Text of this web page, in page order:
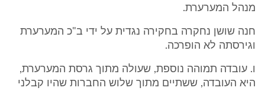
מנהל המערערת.
חנה שושן נחקרה בחקירה נגדית על ידי ב"כ המערערת
וגירסתה לא הופרכה.
ו. עובדה תמוהה נוספת, שעולה מתוך גרסת המערערת,
היא העובדה, ששתיים מתוך שלוש החברות שהיו קבלני